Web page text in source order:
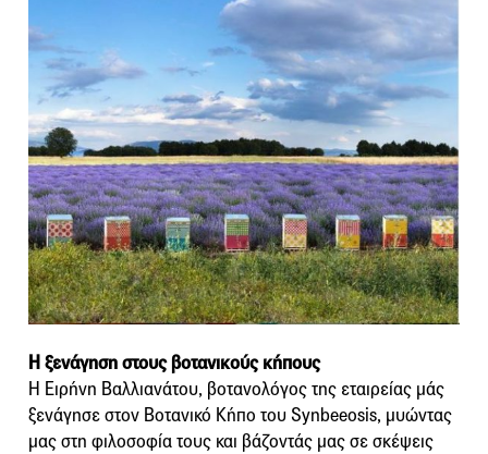
Η ξενάγηση στους βοτανικούς κήπους
Η Ειρήνη Βαλλιανάτου, βοτανολόγος της εταιρείας μάς
ξενάγησε στον Βοτανικό Κήπο του Synbeeosis, μυώντας
μας στη φιλοσοφία τους και βάζοντάς μας σε σκέψεις